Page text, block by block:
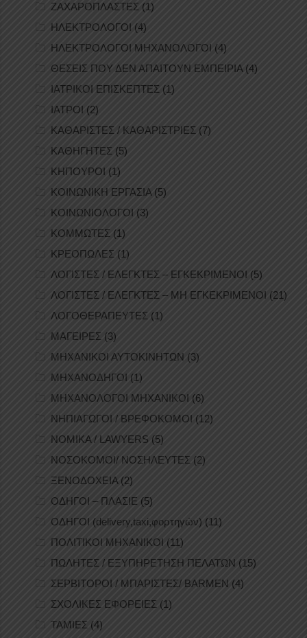
ΖΑΧΑΡΟΠΛΑΣΤΕΣ (1)
ΗΛΕΚΤΡΟΛΟΓΟΙ (4)
ΗΛΕΚΤΡΟΛΟΓΟΙ ΜΗΧΑΝΟΛΟΓΟΙ (4)
ΘΕΣΕΙΣ ΠΟΥ ΔΕΝ ΑΠΑΙΤΟΥΝ ΕΜΠΕΙΡΙΑ(4)
ΙΑΤΡΙΚΟΙ ΕΠΙΣΚΕΠΤΕΣ (1)
ΙΑΤΡΟΙ (2)
ΚΑΘΑΡΙΣΤΕΣ / ΚΑΘΑΡΙΣΤΡΙΕΣ (7)
ΚΑΘΗΓΗΤΕΣ (5)
ΚΗΠΟΥΡΟΙ (1)
ΚΟΙΝΩΝΙΚΗ ΕΡΓΑΣΙΑ(5)
ΚΟΙΝΩΝΙΟΛΟΓΟΙ (3)
ΚΟΜΜΩΤΕΣ (1)
ΚΡΕΟΠΩΛΕΣ (1)
ΛΟΓΙΣΤΕΣ / ΕΛΕΓΚΤΕΣ – ΕΓΚΕΚΡΙΜΕΝΟΙ (5)
ΛΟΓΙΣΤΕΣ / ΕΛΕΓΚΤΕΣ – ΜΗ ΕΓΚΕΚΡΙΜΕΝΟΙ (21)
ΛΟΓΟΘΕΡΑΠΕΥΤΕΣ (1)
ΜΑΓΕΙΡΕΣ (3)
ΜΗΧΑΝΙΚΟΙ ΑΥΤΟΚΙΝΗΤΩΝ (3)
ΜΗΧΑΝΟΔΗΓΟΙ (1)
ΜΗΧΑΝΟΛΟΓΟΙ ΜΗΧΑΝΙΚΟΙ (6)
ΝΗΠΙΑΓΩΓΟΙ / ΒΡΕΦΟΚΟΜΟΙ (12)
ΝΟΜΙΚΑ / LAWYERS (5)
ΝΟΣΟΚΟΜΟΙ/ ΝΟΣΗΛΕΥΤΕΣ (2)
ΞΕΝΟΔΟΧΕΙΑ(2)
ΟΔΗΓΟΙ – ΠΛΑΣΙΕ (5)
ΟΔΗΓΟΙ (delivery,taxi,φορτηγών) (11)
ΠΟΛΙΤΙΚΟΙ ΜΗΧΑΝΙΚΟΙ (11)
ΠΩΛΗΤΕΣ / ΕΞΥΠΗΡΕΤΗΣΗ ΠΕΛΑΤΩΝ (15)
ΣΕΡΒΙΤΟΡΟΙ / ΜΠΑΡΙΣΤΕΣ/ BARMEN (4)
ΣΧΟΛΙΚΕΣ ΕΦΟΡΕΙΕΣ (1)
ΤΑΜΙΕΣ (4)